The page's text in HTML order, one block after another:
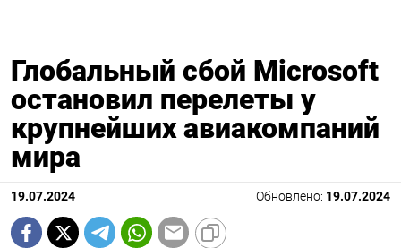
Глобальный сбой Microsoft
остановил перелеты у
крупнейших авиакомпаний
мира
19.07.2024 Обновлено: 19.07.2024